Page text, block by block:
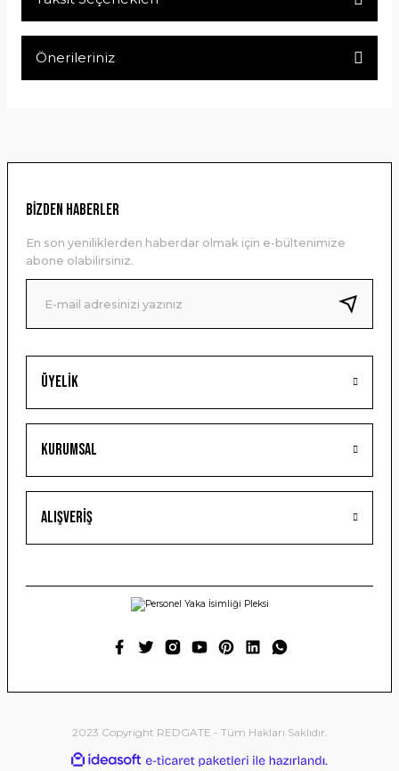
Önerileriniz
Ürün resmi kalitesiz, bozuk veya görüntülenemiyor.
Ürün bilgilerinde hatalar bulunuyor.
Ürün fiyatı diğer sitelerden daha pahalı.
Bu ürüne benzer farklı alternatifler olmalı.
Gönder
Üyelik
Kurumsal
Alışveriş
BİZDEN HABERLER
En son yeniliklerden haberdar olmak için e-bültenimize
abone olabilirsiniz.
2023 Copyright REDGATE - Tüm Hakları Saklıdır.
ideasoft
e-